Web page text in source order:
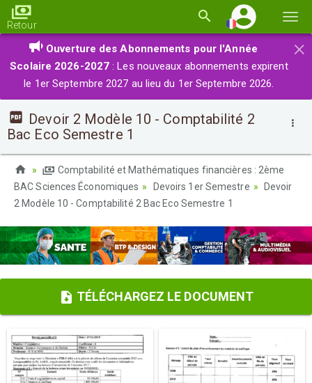
la
Retour
×
Ouverture des Abonnements pour l'Année
Scolaire 2026-2027 : Les nouveaux abonnements expirent
le 1er Septembre 2027 au lieu du 1er Septembre 2026.
Devoir 2 Modèle 10 - Comptabilité 2
Bac Eco Semestre 1
Comptabilité et Mathématiques financières : 2ème
BAC Sciences Économiques
Devoirs 1er Semestre
Devoir
2 Modèle 10 - Comptabilité 2 Bac Eco Semestre 1
TÉLÉCHARGEZ LE DOCUMENT